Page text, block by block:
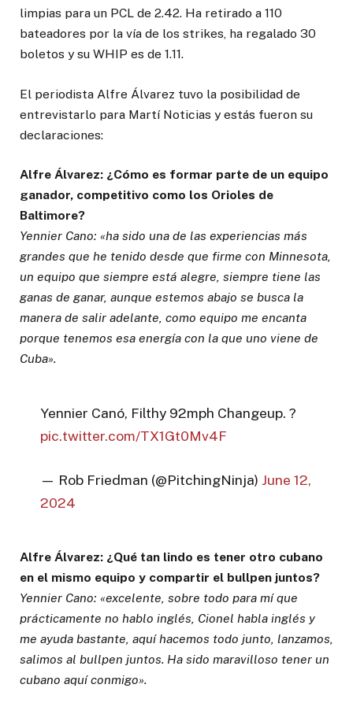
limpias para un PCL de 2.42. Ha retirado a 110
bateadores por la vía de los strikes, ha regalado 30
boletos y su WHIP es de 1.11.
El periodista Alfre Álvarez tuvo la posibilidad de
entrevistarlo para Martí Noticias y estás fueron su
declaraciones:
Alfre Álvarez: ¿Cómo es formar parte de un equipo
ganador, competitivo como los Orioles de
Baltimore?
Yennier Cano: «ha sido una de las experiencias más
grandes que he tenido desde que firme con Minnesota,
un equipo que siempre está alegre, siempre tiene las
ganas de ganar, aunque estemos abajo se busca la
manera de salir adelante, como equipo me encanta
porque tenemos esa energía con la que uno viene de
Cuba».
Yennier Canó, Filthy 92mph Changeup. ?
pic.twitter.com/TX1Gt0Mv4F
— Rob Friedman (@PitchingNinja) June 12,
2024
Alfre Álvarez: ¿Qué tan lindo es tener otro cubano
en el mismo equipo y compartir el bullpen juntos?
Yennier Cano: «excelente, sobre todo para mí que
prácticamente no hablo inglés, Cionel habla inglés y
me ayuda bastante, aquí hacemos todo junto, lanzamos,
salimos al bullpen juntos. Ha sido maravilloso tener un
cubano aquí conmigo».